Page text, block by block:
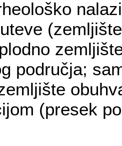
područja;
(presek